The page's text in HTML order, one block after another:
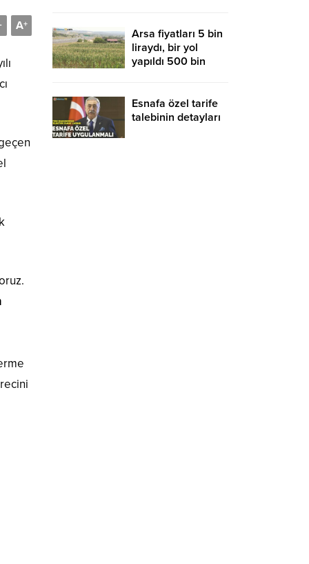
A+
-
Arsa fiyatları 5 bin
liraydı, bir yol
yapıldı 500 bin
Esnafa özel tarife
talebinin detayları